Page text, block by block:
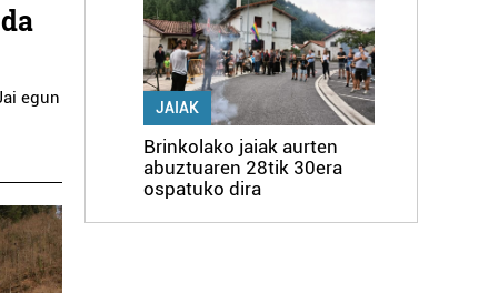
egun
JAIAK
Brinkolako jaiak aurten
abuztuaren 28tik 30era
ospatuko dira